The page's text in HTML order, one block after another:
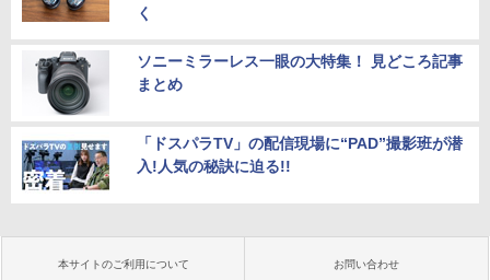
く
ソニーミラーレス一眼の大特集！ 見どころ記事
まとめ
「ドスパラTV」の配信現場に“PAD”撮影班が潜
入!人気の秘訣に迫る!!
本サイトのご利用について お問い合わせ